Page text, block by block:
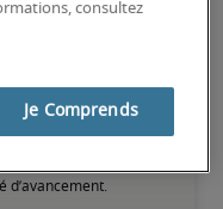
d’avancement.
consultez
Je Comprends